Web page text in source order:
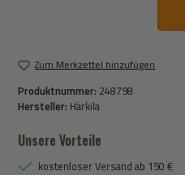
Zum Merkzettel hinzufügen
Produktnummer: 248798
Hersteller: Härkila
Unsere Vorteile
kostenloser Versand ab 150 €